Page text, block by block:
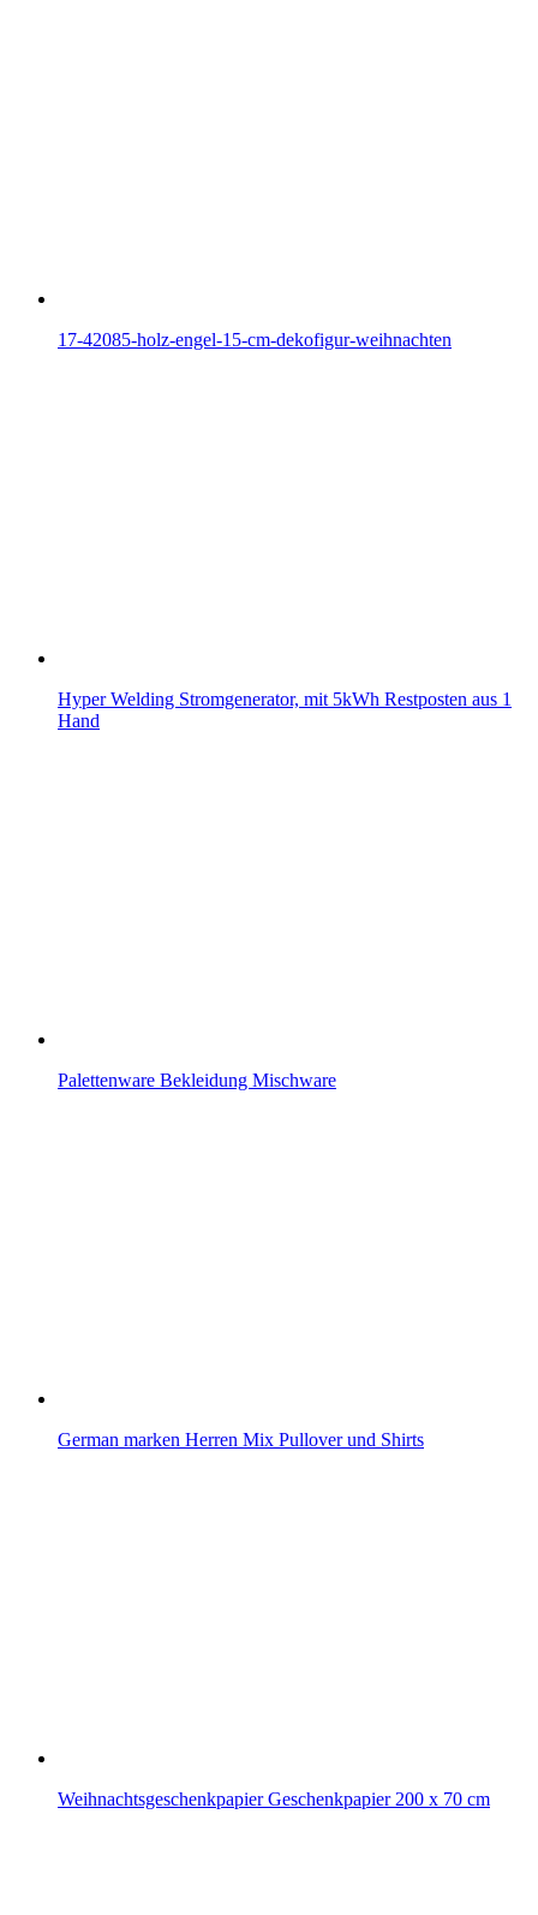
17-42085-holz-engel-15-cm-dekofigur-weihnachten
Hyper Welding Stromgenerator, mit 5kWh Restposten aus 1
Hand
Palettenware Bekleidung Mischware
German marken Herren Mix Pullover und Shirts
Weihnachtsgeschenkpapier Geschenkpapier 200 x 70 cm